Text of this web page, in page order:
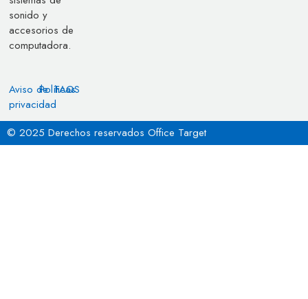
sonido y
accesorios de
computadora.
Aviso de
privacidad
Políticas
FAQS
© 2025 Derechos reservados Office Target